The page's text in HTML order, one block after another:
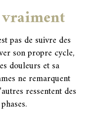
pas de suivre des
son propre cycle,
douleurs et sa
ne remarquent
ressentent des